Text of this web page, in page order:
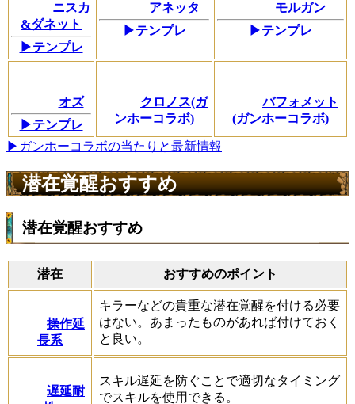
ニスカ
&ダネット
▶テンプレ
アネッタ
▶テンプレ
モルガン
▶テンプレ
オズ
▶テンプレ
クロノス(ガ
ンホーコラボ)
バフォメット
(ガンホーコラボ)
▶ガンホーコラボの当たりと最新情報
潜在覚醒おすすめ
潜在覚醒おすすめ
潜在 おすすめのポイント
操作延
長系
キラーなどの貴重な潜在覚醒を付ける必要
はない。あまったものがあれば付けておく
と良い。
遅延耐
スキル遅延を防ぐことで適切なタイミング
でスキルを使用できる。